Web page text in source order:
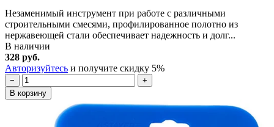
Незаменимый инструмент при работе с различными
строительными смесями, профилированное полотно из
нержавеющей стали обеспечивает надежность и долг...
В наличии
328 руб.
Авторизуйтесь и получите скидку 5%
−
+
В корзину